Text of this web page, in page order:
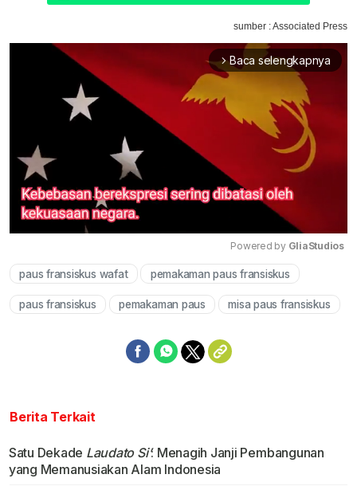
sumber : Associated Press
arrow_forward_ios Baca selengkapnya
Mute
Powered by GliaStudios
paus fransiskus wafat pemakaman paus fransiskus
paus fransiskus pemakaman paus misa paus fransiskus
Berita Terkait
Satu Dekade Laudato Si’: Menagih Janji Pembangunan
yang Memanusiakan Alam Indonesia